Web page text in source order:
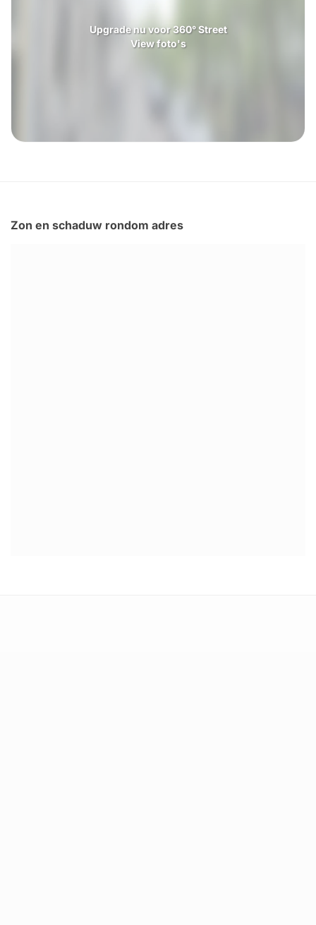
Upgrade nu voor 360° Street
View foto's
Zon en schaduw rondom adres